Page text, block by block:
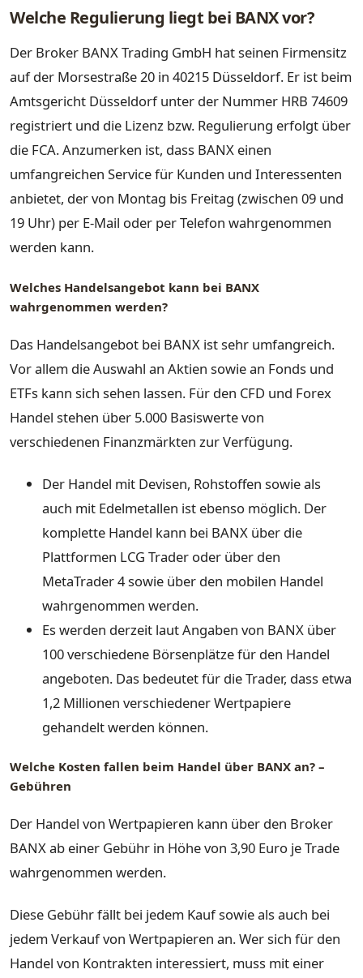
Welche Regulierung liegt bei BANX vor?
Der Broker BANX Trading GmbH hat seinen Firmensitz
auf der Morsestraße 20 in 40215 Düsseldorf. Er ist beim
Amtsgericht Düsseldorf unter der Nummer HRB 74609
registriert und die Lizenz bzw. Regulierung erfolgt über
die FCA. Anzumerken ist, dass BANX einen
umfangreichen Service für Kunden und Interessenten
anbietet, der von Montag bis Freitag (zwischen 09 und
19 Uhr) per E-Mail oder per Telefon wahrgenommen
werden kann.
Welches Handelsangebot kann bei BANX
wahrgenommen werden?
Das Handelsangebot bei BANX ist sehr umfangreich.
Vor allem die Auswahl an Aktien sowie an Fonds und
ETFs kann sich sehen lassen. Für den CFD und Forex
Handel stehen über 5.000 Basiswerte von
verschiedenen Finanzmärkten zur Verfügung.
Der Handel mit Devisen, Rohstoffen sowie als
auch mit Edelmetallen ist ebenso möglich. Der
komplette Handel kann bei BANX über die
Plattformen LCG Trader oder über den
MetaTrader 4 sowie über den mobilen Handel
wahrgenommen werden.
Es werden derzeit laut Angaben von BANX über
100 verschiedene Börsenplätze für den Handel
angeboten. Das bedeutet für die Trader, dass etwa
1,2 Millionen verschiedener Wertpapiere
gehandelt werden können.
Welche Kosten fallen beim Handel über BANX an? –
Gebühren
Der Handel von Wertpapieren kann über den Broker
BANX ab einer Gebühr in Höhe von 3,90 Euro je Trade
wahrgenommen werden.
Diese Gebühr fällt bei jedem Kauf sowie als auch bei
jedem Verkauf von Wertpapieren an. Wer sich für den
Handel von Kontrakten interessiert, muss mit einer